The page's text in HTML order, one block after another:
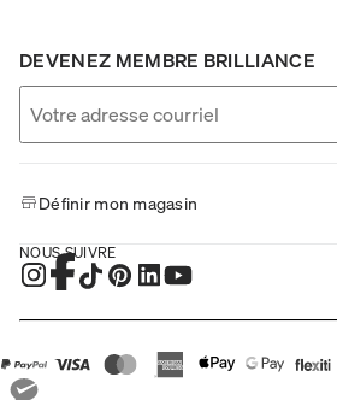
DEVENEZ MEMBRE BRILLIANCE
Définir mon magasin
NOUS SUIVRE